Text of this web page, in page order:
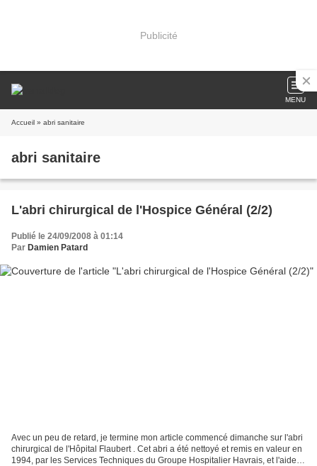
Publicité
MENU
Accueil » abri sanitaire
abri sanitaire
L'abri chirurgical de l'Hospice Général (2/2)
Publié le 24/09/2008 à 01:14
Par Damien Patard
Avec un peu de retard, je termine mon article commencé dimanche sur l'abri
chirurgical de l'Hôpital Flaubert . Cet abri a été nettoyé et remis en valeur en
1994, par les Services Techniques du Groupe Hospitalier Havrais, et l'aide